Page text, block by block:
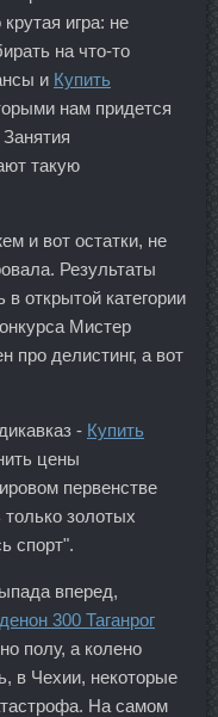
игра: не
на что-то
и Купить
нам придется
такую
и вот остатки, не
Результаты
открытой категории
Мистер
про делистинг, а вот
- Купить
цены
первенстве
золотых
спорт".
вперед,
300 Таганрог
полу, а колено
в Чехии, некоторые
На самом